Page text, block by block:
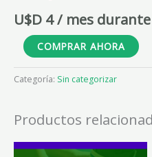
U$D 4/ mes
COMPRAR AHORA
Categoría: Sin categorizar
Productos